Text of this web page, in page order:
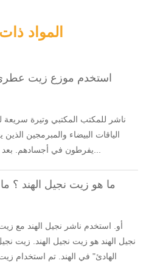
المواد
استخدم موزع زيت
الياقات البيضاء والمبرمجين
ما هو زيت نجيل الهند ؟
نجيل الهند هو زيت نجيل الهند. زيت
الهادئ" في الهند. تم استخدام